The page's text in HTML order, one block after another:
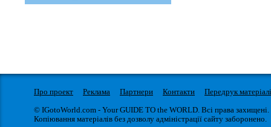
Про проект Реклама Партнери Контакти
Передрук
© IGotoWorld.com - Your GUIDE TO the WORLD. Всі права захищені.
Копіювання матеріалів без дозволу адміністрації сайту заборонено.